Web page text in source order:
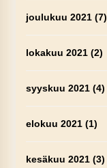
joulukuu 2021(7)
lokakuu 2021(2)
syyskuu 2021(4)
elokuu 2021(1)
kesäkuu 2021(3)